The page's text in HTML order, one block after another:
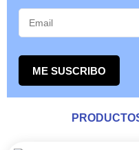
ME SUSCRIBO